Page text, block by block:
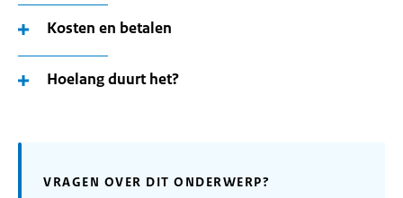
Kosten en betalen
Hoelang duurt het?
VRAGEN OVER DIT ONDERWERP?